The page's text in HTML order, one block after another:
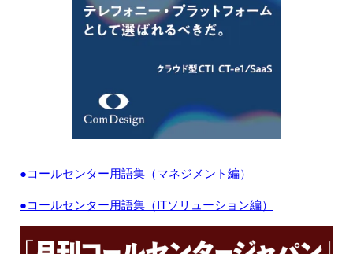
●コールセンター用語集（マネジメント編）
●コールセンター用語集（ITソリューション編）